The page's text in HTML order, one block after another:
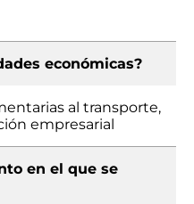
económicas?
al transporte,
empresarial
en el que se